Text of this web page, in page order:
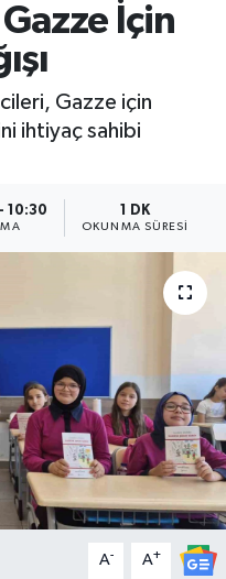
İçin
Gazze için
ihtiyaç sahibi
10:30 1 DK
OKUNMA SÜRESI
A- A+
Fikstür